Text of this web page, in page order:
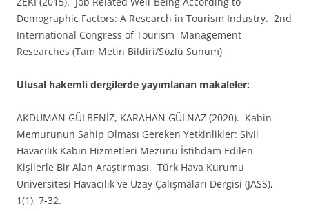
Demographic Factors: A Research in Tourism Industry. 2nd
International Congress of Tourism Management
Researches (Tam Metin Bildiri/Sözlü Sunum)
Ulusal hakemli dergilerde yayımlanan makaleler:
AKDUMAN GÜLBENİZ, KARAHAN GÜLNAZ (2020). Kabin
Memurunun Sahip Olması Gereken Yetkinlikler: Sivil
Havacılık Kabin Hizmetleri Mezunu İstihdam Edilen
Kişilerle Bir Alan Araştırması. Türk Hava Kurumu
Üniversitesi Havacılık ve Uzay Çalışmaları Dergisi (JASS),
1(1), 7-32.